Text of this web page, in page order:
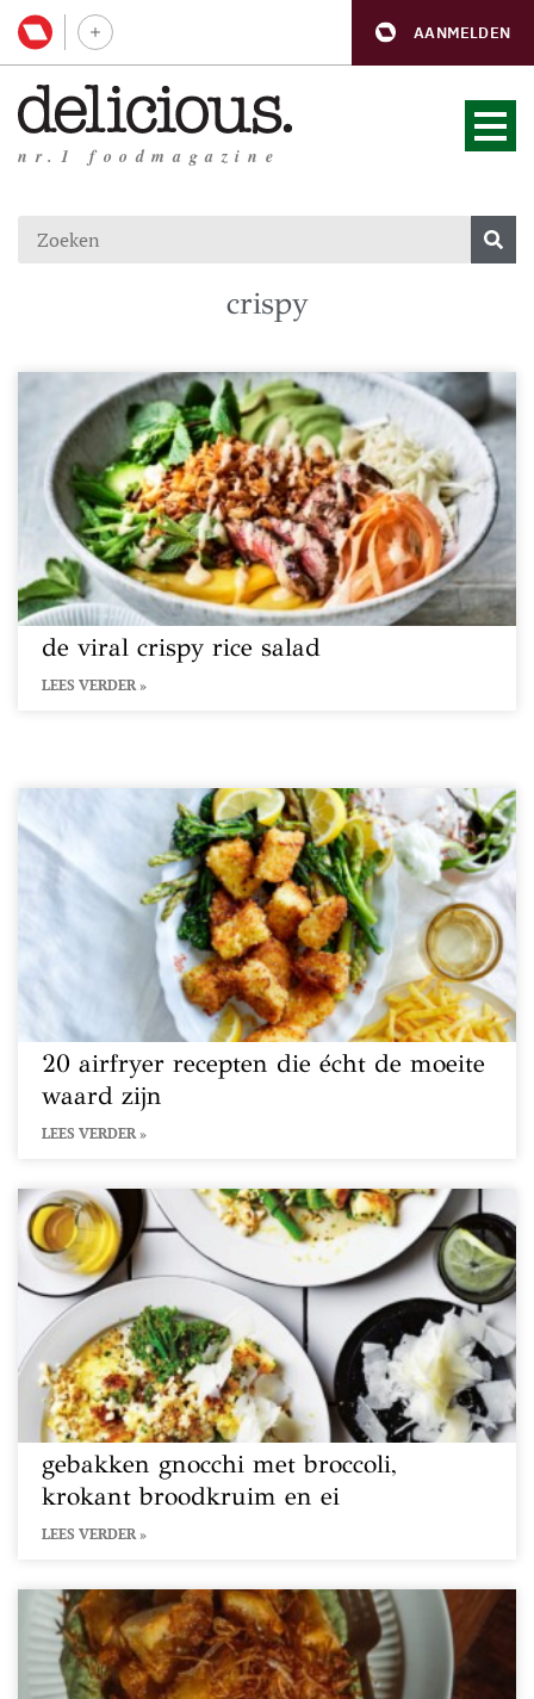
AANMELDEN
nr.1 foodmagazine
crispy
de viral crispy rice salad
LEES VERDER »
20 airfryer recepten die écht de moeite
waard zijn
LEES VERDER »
gebakken gnocchi met broccoli,
krokant broodkruim en ei
LEES VERDER »